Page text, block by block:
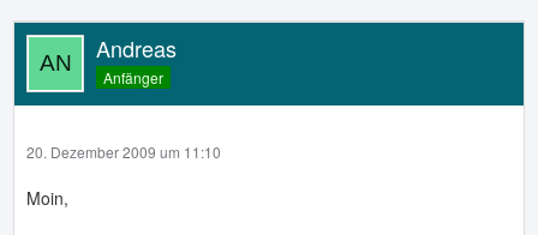
Andreas
Anfänger
20. Dezember 2009 um 11:10
Moin,